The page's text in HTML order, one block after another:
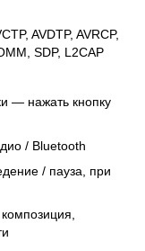
AVDTP, AVRCP,
SDP, L2CAP
— нажать кнопку
/ Bluetooth
/ пауза, при